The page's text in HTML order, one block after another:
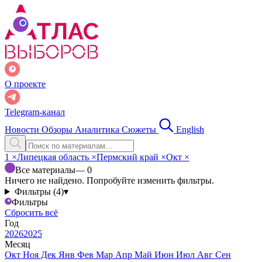
О проекте
Telegram-канал
Новости Обзоры Аналитика Сюжеты English
1 ×Липецкая область ×Пермский край ×Окт ×
Все материалы— 0
Ничего не найдено. Попробуйте изменить фильтры.
Фильтры (4)▾
Фильтры
Сбросить всё
Год
20262025
Месяц
Окт Ноя Дек Янв Фев Мар Апр Май Июн Июл Авг Сен